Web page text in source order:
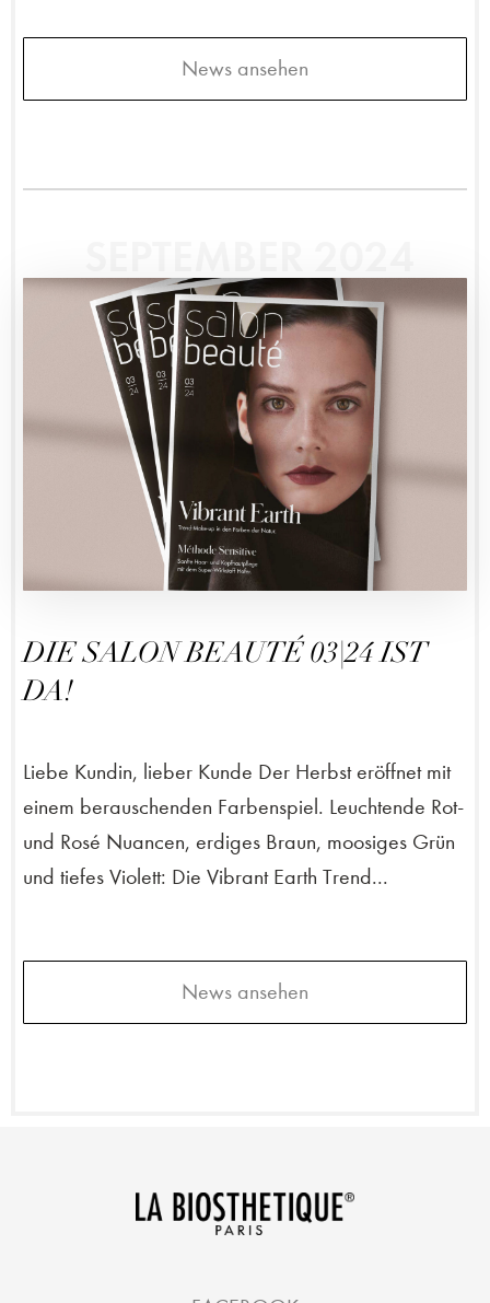
News ansehen
DIE SALON BEAUTÉ 03|24 IST
DA!
Liebe Kundin, lieber Kunde Der Herbst eröffnet mit
einem berauschenden Farbenspiel. Leuchtende Rot-
und Rosé Nuancen, erdiges Braun, moosiges Grün
und tiefes Violett: Die Vibrant Earth Trend...
News ansehen